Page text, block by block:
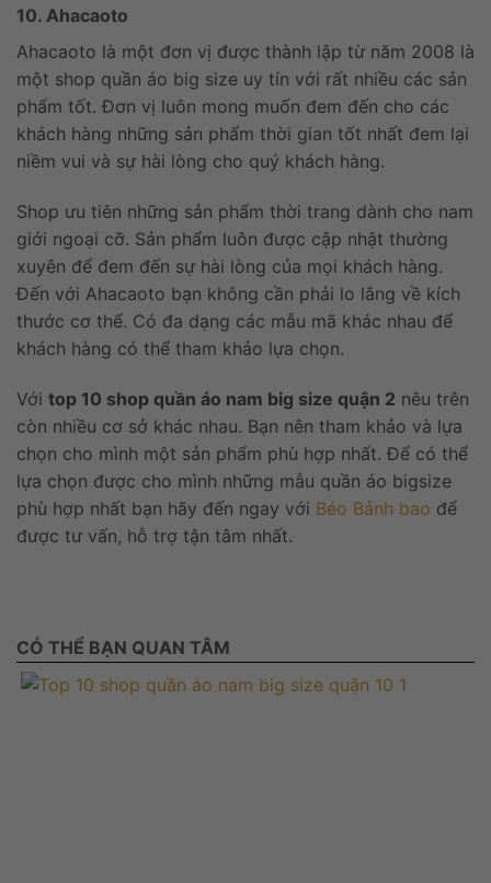
10. Ahacaoto
Ahacaoto là một đơn vị được thành lập từ năm 2008 là
một shop quần áo big size uy tín với rất nhiều các sản
phẩm tốt. Đơn vị luôn mong muốn đem đến cho các
khách hàng những sản phẩm thời gian tốt nhất đem lại
niềm vui và sự hài lòng cho quý khách hàng.
Shop ưu tiên những sản phẩm thời trang dành cho nam
giới ngoại cỡ. Sản phẩm luôn được cập nhật thường
xuyên để đem đến sự hài lòng của mọi khách hàng.
Đến với Ahacaoto bạn không cần phải lo lắng về kích
thước cơ thể. Có đa dạng các mẫu mã khác nhau để
khách hàng có thể tham khảo lựa chọn.
Với top 10 shop quần áo nam big size quận 2 nêu trên
còn nhiều cơ sở khác nhau. Bạn nên tham khảo và lựa
chọn cho mình một sản phẩm phù hợp nhất. Để có thể
lựa chọn được cho mình những mẫu quần áo bigsize
phù hợp nhất bạn hãy đến ngay với Béo Bảnh bao để
được tư vấn, hỗ trợ tận tâm nhất.
CÓ THỂ BẠN QUAN TÂM